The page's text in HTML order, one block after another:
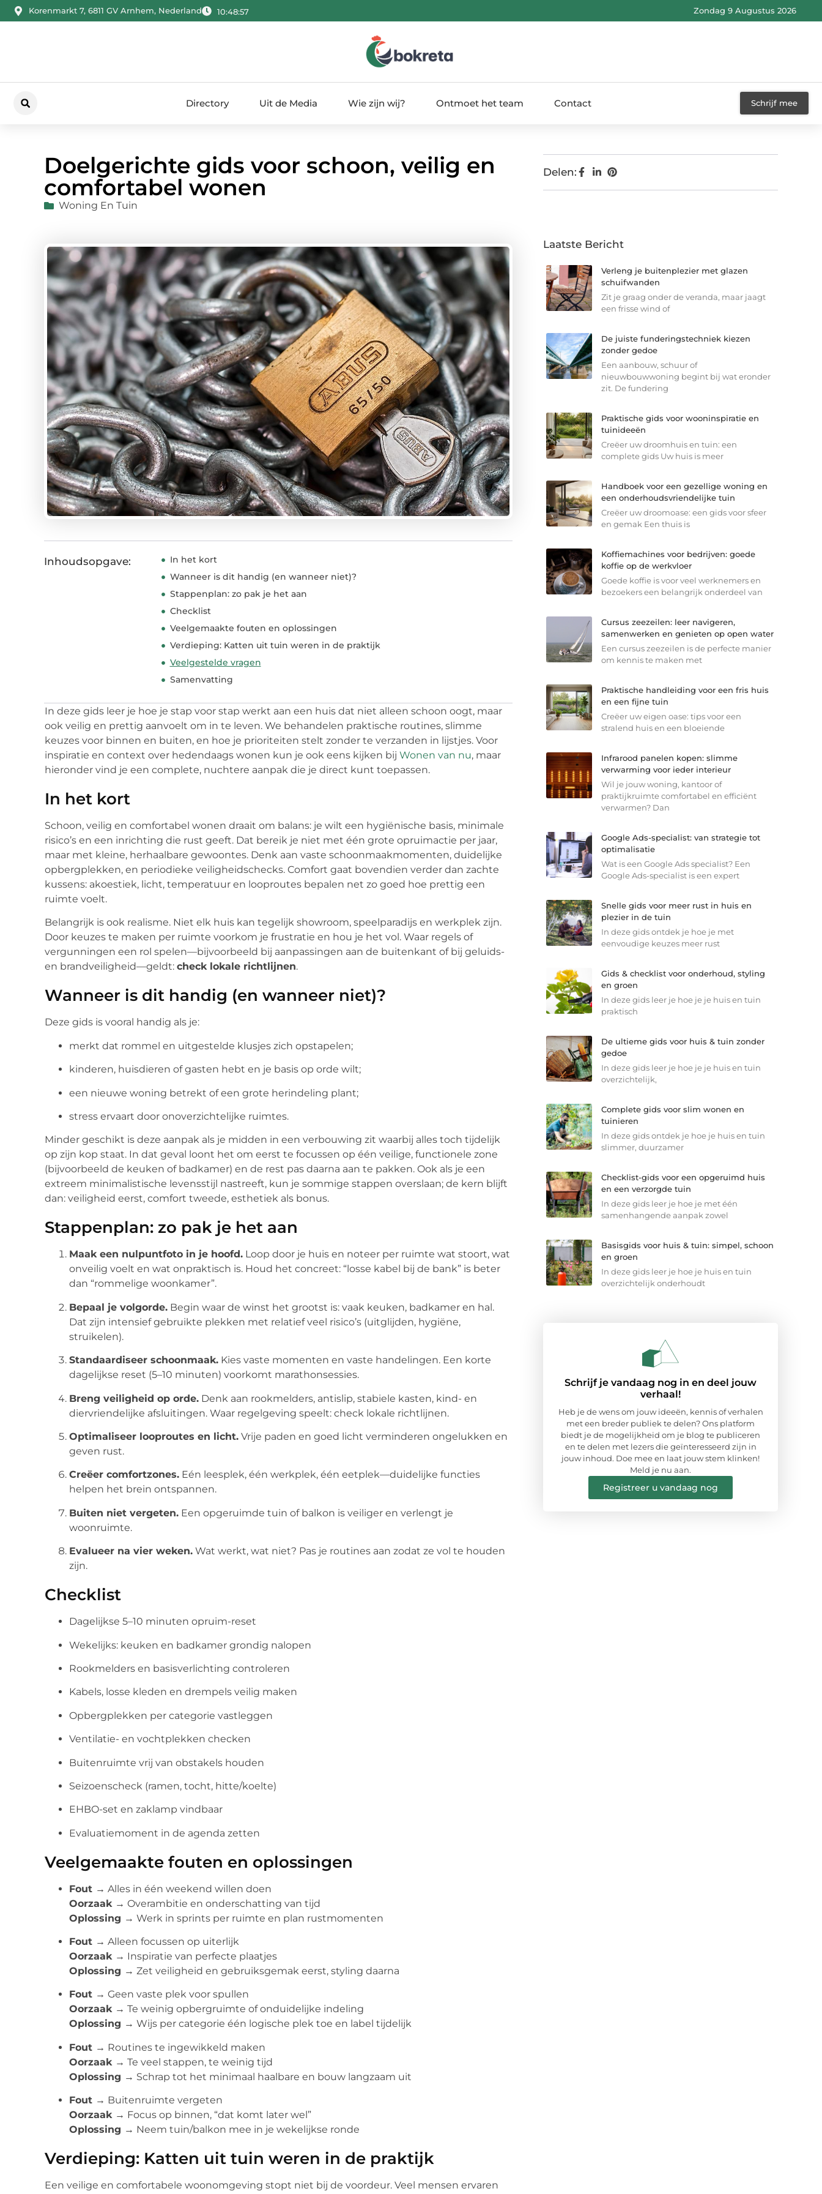
Korenmarkt 7, 6811 GV Arnhem, Nederland 10:48:58 Zondag 9 Augustus 2026
Directory Uit de Media Wie zijn wij? Ontmoet het team Contact Schrijf mee
Doelgerichte gids voor schoon, veilig en
comfortabel wonen
Woning En Tuin
Inhoudsopgave:
In het kort
Wanneer is dit handig (en wanneer niet)?
Stappenplan: zo pak je het aan
Checklist
Veelgemaakte fouten en oplossingen
Verdieping: Katten uit tuin weren in de praktijk
Veelgestelde vragen
Samenvatting
In deze gids leer je hoe je stap voor stap werkt aan een huis dat niet alleen schoon oogt, maar
ook veilig en prettig aanvoelt om in te leven. We behandelen praktische routines, slimme
keuzes voor binnen en buiten, en hoe je prioriteiten stelt zonder te verzanden in lijstjes. Voor
inspiratie en context over hedendaags wonen kun je ook eens kijken bij Wonen van nu, maar
hieronder vind je een complete, nuchtere aanpak die je direct kunt toepassen.
In het kort
Schoon, veilig en comfortabel wonen draait om balans: je wilt een hygiënische basis, minimale
risico’s en een inrichting die rust geeft. Dat bereik je niet met één grote opruimactie per jaar,
maar met kleine, herhaalbare gewoontes. Denk aan vaste schoonmaakmomenten, duidelijke
opbergplekken, en periodieke veiligheidschecks. Comfort gaat bovendien verder dan zachte
kussens: akoestiek, licht, temperatuur en looproutes bepalen net zo goed hoe prettig een
ruimte voelt.
Belangrijk is ook realisme. Niet elk huis kan tegelijk showroom, speelparadijs en werkplek zijn.
Door keuzes te maken per ruimte voorkom je frustratie en hou je het vol. Waar regels of
vergunningen een rol spelen—bijvoorbeeld bij aanpassingen aan de buitenkant of bij geluids-
en brandveiligheid—geldt: check lokale richtlijnen.
Wanneer is dit handig (en wanneer niet)?
Deze gids is vooral handig als je:
merkt dat rommel en uitgestelde klusjes zich opstapelen;
kinderen, huisdieren of gasten hebt en je basis op orde wilt;
een nieuwe woning betrekt of een grote herindeling plant;
stress ervaart door onoverzichtelijke ruimtes.
Minder geschikt is deze aanpak als je midden in een verbouwing zit waarbij alles toch tijdelijk
op zijn kop staat. In dat geval loont het om eerst te focussen op één veilige, functionele zone
(bijvoorbeeld de keuken of badkamer) en de rest pas daarna aan te pakken. Ook als je een
extreem minimalistische levensstijl nastreeft, kun je sommige stappen overslaan; de kern blijft
dan: veiligheid eerst, comfort tweede, esthetiek als bonus.
Stappenplan: zo pak je het aan
Maak een nulpuntfoto in je hoofd. Loop door je huis en noteer per ruimte wat stoort, wat
onveilig voelt en wat onpraktisch is. Houd het concreet: “losse kabel bij de bank” is beter
dan “rommelige woonkamer”.
Bepaal je volgorde. Begin waar de winst het grootst is: vaak keuken, badkamer en hal.
Dat zijn intensief gebruikte plekken met relatief veel risico’s (uitglijden, hygiëne,
struikelen).
Standaardiseer schoonmaak. Kies vaste momenten en vaste handelingen. Een korte
dagelijkse reset (5–10 minuten) voorkomt marathonsessies.
Breng veiligheid op orde. Denk aan rookmelders, antislip, stabiele kasten, kind- en
diervriendelijke afsluitingen. Waar regelgeving speelt: check lokale richtlijnen.
Optimaliseer looproutes en licht. Vrije paden en goed licht verminderen ongelukken en
geven rust.
Creëer comfortzones. Eén leesplek, één werkplek, één eetplek—duidelijke functies
helpen het brein ontspannen.
Buiten niet vergeten. Een opgeruimde tuin of balkon is veiliger en verlengt je
woonruimte.
Evalueer na vier weken. Wat werkt, wat niet? Pas je routines aan zodat ze vol te houden
zijn.
Checklist
Dagelijkse 5–10 minuten opruim-reset
Wekelijks: keuken en badkamer grondig nalopen
Rookmelders en basisverlichting controleren
Kabels, losse kleden en drempels veilig maken
Opbergplekken per categorie vastleggen
Ventilatie- en vochtplekken checken
Buitenruimte vrij van obstakels houden
Seizoenscheck (ramen, tocht, hitte/koelte)
EHBO-set en zaklamp vindbaar
Evaluatiemoment in de agenda zetten
Veelgemaakte fouten en oplossingen
Fout → Alles in één weekend willen doen
Oorzaak → Overambitie en onderschatting van tijd
Oplossing → Werk in sprints per ruimte en plan rustmomenten
Fout → Alleen focussen op uiterlijk
Oorzaak → Inspiratie van perfecte plaatjes
Oplossing → Zet veiligheid en gebruiksgemak eerst, styling daarna
Fout → Geen vaste plek voor spullen
Oorzaak → Te weinig opbergruimte of onduidelijke indeling
Oplossing → Wijs per categorie één logische plek toe en label tijdelijk
Fout → Routines te ingewikkeld maken
Oorzaak → Te veel stappen, te weinig tijd
Oplossing → Schrap tot het minimaal haalbare en bouw langzaam uit
Fout → Buitenruimte vergeten
Oorzaak → Focus op binnen, “dat komt later wel”
Oplossing → Neem tuin/balkon mee in je wekelijkse ronde
Verdieping: Katten uit tuin weren in de praktijk
Een veilige en comfortabele woonomgeving stopt niet bij de voordeur. Veel mensen ervaren
Delen:
Laatste Bericht
Verleng je buitenplezier met glazen
schuifwanden
Zit je graag onder de veranda, maar jaagt
een frisse wind of
De juiste funderingstechniek kiezen
zonder gedoe
Een aanbouw, schuur of
nieuwbouwwoning begint bij wat eronder
zit. De fundering
Praktische gids voor wooninspiratie en
tuinideeën
Creëer uw droomhuis en tuin: een
complete gids Uw huis is meer
Handboek voor een gezellige woning en
een onderhoudsvriendelijke tuin
Creëer uw droomoase: een gids voor sfeer
en gemak Een thuis is
Koffiemachines voor bedrijven: goede
koffie op de werkvloer
Goede koffie is voor veel werknemers en
bezoekers een belangrijk onderdeel van
Cursus zeezeilen: leer navigeren,
samenwerken en genieten op open water
Een cursus zeezeilen is de perfecte manier
om kennis te maken met
Praktische handleiding voor een fris huis
en een fijne tuin
Creëer uw eigen oase: tips voor een
stralend huis en een bloeiende
Infrarood panelen kopen: slimme
verwarming voor ieder interieur
Wil je jouw woning, kantoor of
praktijkruimte comfortabel en efficiënt
verwarmen? Dan
Google Ads-specialist: van strategie tot
optimalisatie
Wat is een Google Ads specialist? Een
Google Ads-specialist is een expert
Snelle gids voor meer rust in huis en
plezier in de tuin
In deze gids ontdek je hoe je met
eenvoudige keuzes meer rust
Gids & checklist voor onderhoud, styling
en groen
In deze gids leer je hoe je je huis en tuin
praktisch
De ultieme gids voor huis & tuin zonder
gedoe
In deze gids leer je hoe je je huis en tuin
overzichtelijk,
Complete gids voor slim wonen en
tuinieren
In deze gids ontdek je hoe je huis en tuin
slimmer, duurzamer
Checklist-gids voor een opgeruimd huis
en een verzorgde tuin
In deze gids leer je hoe je met één
samenhangende aanpak zowel
Basisgids voor huis & tuin: simpel, schoon
en groen
In deze gids leer je hoe je huis en tuin
overzichtelijk onderhoudt
Schrijf je vandaag nog in en deel jouw
verhaal!
Heb je de wens om jouw ideeën, kennis of verhalen
met een breder publiek te delen? Ons platform
biedt je de mogelijkheid om je blog te publiceren
en te delen met lezers die geïnteresseerd zijn in
jouw inhoud. Doe mee en laat jouw stem klinken!
Meld je nu aan.
Registreer u vandaag nog